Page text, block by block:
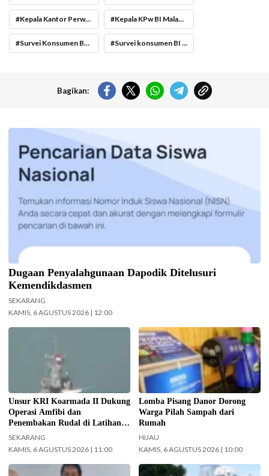
Kepala Kantor Perwakilan (KPw) Bank Indonesia (BI) Malang Febrina Kepala KPw BI Malang Febrina
Survei Konsumen Bank Indonesia Malang Survei konsumen BI Malang
Bagikan:
Kemendikdasmen gerak cepat (gercep) melakukan verifikasi dan
penelusuran terhadap informasi soal dugaan penyalahgunaan Data
Pokok Pendidikan (Dapodik). (Foto: ist)
Dugaan Penyalahgunaan Dapodik Ditelusuri
Kemendikdasmen
SEKARANG
KAMIS, 6 AGUSTUS 2026 | 12:00
TNI Terintegrasi Tahun 2026 yang
digelar di Daerah Latihan TNI AL
Pantai Todak, Dabo Singkep,
Kabupaten Lingga, Kepulauan Riau.
(Foto: Pen/2)
Unsur KRI Koarmada II Dukung
Operasi Amfibi dan
Penembakan Rudal di Latihan
TNI Terintegrasi Tahun 2026
SEKARANG
KAMIS, 6 AGUSTUS 2026 | 11:00
Pemkot Surabaya gelar Lomba
Pisang Danor. (Foto:
Surabaya.go.id)
Lomba Pisang Danor Dorong
Warga Pilah Sampah dari
Rumah
HIJAU
KAMIS, 6 AGUSTUS 2026 | 10:00
Menteri Keuangan (Menkeu)
Cuaca wilayah Jakarta hari ini